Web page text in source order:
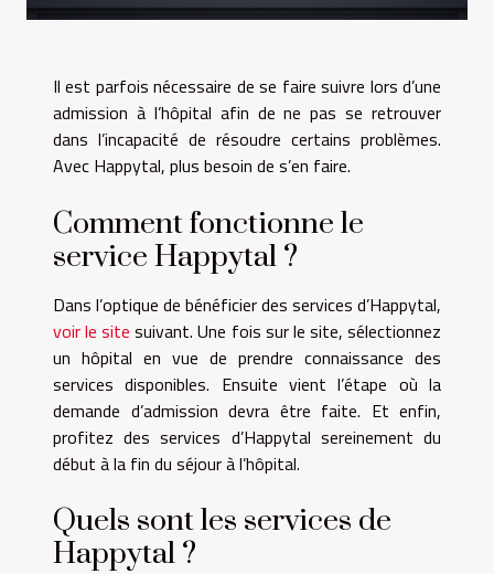
Il est parfois nécessaire de se faire suivre lors d’une
admission à l’hôpital afin de ne pas se retrouver
dans l’incapacité de résoudre certains problèmes.
Avec Happytal, plus besoin de s’en faire.
Comment fonctionne le
service Happytal ?
Dans l’optique de bénéficier des services d’Happytal,
voir le site suivant. Une fois sur le site, sélectionnez
un hôpital en vue de prendre connaissance des
services disponibles. Ensuite vient l’étape où la
demande d’admission devra être faite. Et enfin,
profitez des services d’Happytal sereinement du
début à la fin du séjour à l’hôpital.
Quels sont les services de
Happytal ?